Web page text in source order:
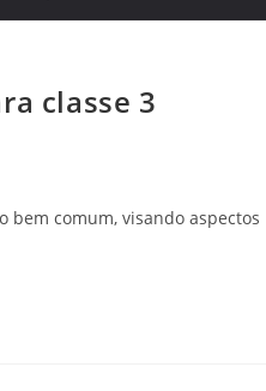
classe 3
comum, visando aspectos